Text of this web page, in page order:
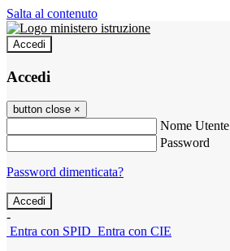
Salta al contenuto
Accedi
Accedi
button close ×
Nome Utente
Password
Password dimenticata?
-
Entra con SPID Entra con CIE